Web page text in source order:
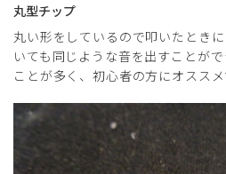
丸型チップ
丸い形をしているので叩いたとき
いても同じような音を出すことが
ことが多く、初心者の方にオススメ